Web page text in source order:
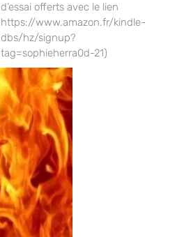
d’essai offerts avec le lien
https://www.amazon.fr/kindle-
dbs/hz/signup?
tag=sophieherra0d-21)